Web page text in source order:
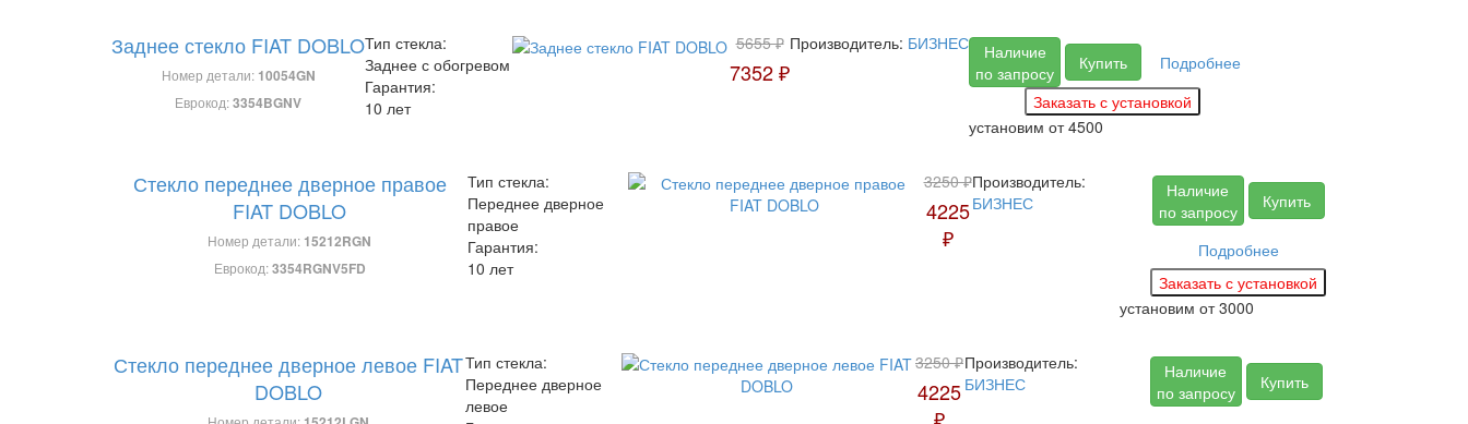
Заднее стекло FIAT DOBLO
Номер детали: 10054GN
Еврокод:3354BGNV
Тип стекла:
Заднее с обогревом
Гарантия:
10 лет
5655 ₽
7352 ₽
Производитель: БИЗНЕС
Наличие
по запросу
Купить Подробнее
установим от 4500
Стекло переднее дверное правое
FIAT DOBLO
Номер детали: 15212RGN
Еврокод:3354RGNV5FD
Тип стекла:
Переднее дверное
правое
Гарантия:
10 лет
3250 ₽
4225
₽
Производитель:
БИЗНЕС
Наличие
по запросу
Купить
Подробнее
установим от 3000
Стекло переднее дверное левое FIAT
DOBLO
Тип стекла:
Переднее дверное
левое
3250 ₽
4225
₽
Производитель:
БИЗНЕС
Наличие
по запросу
Купить